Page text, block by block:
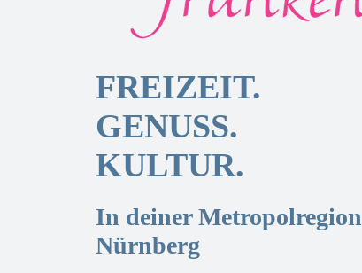
FREIZEIT.
GENUSS.
KULTUR.
In deiner Metropolregion
Nürnberg